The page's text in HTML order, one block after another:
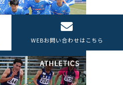
WEBお問い合わせはこちら